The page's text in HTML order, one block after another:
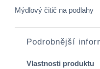
Mýdlový čitič na podlahy
Podrobnější
Vlastnosti produktu